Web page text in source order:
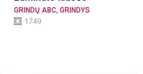
GRINDŲ ABC GRINDYS
1749